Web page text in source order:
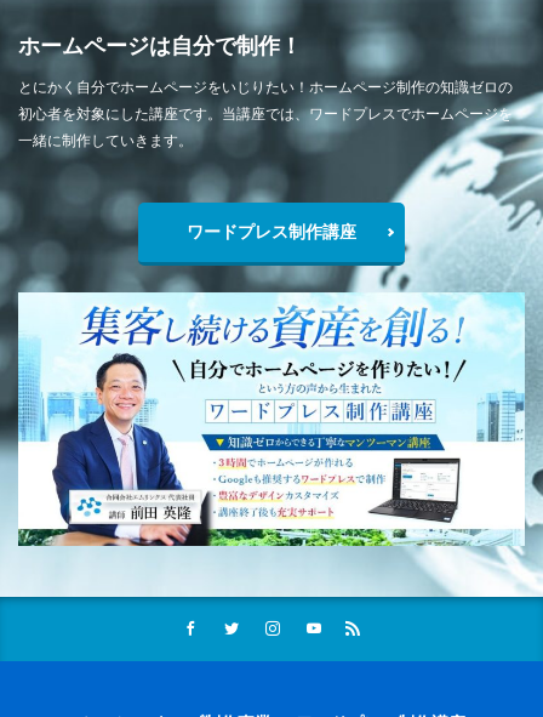
ホームページは自分で制作！
とにかく自分でホームページをいじりたい！ホームページ制作の知識ゼロの
初心者を対象にした講座です。当講座では、ワードプレスでホームページを
一緒に制作していきます。
ワードプレス制作講座